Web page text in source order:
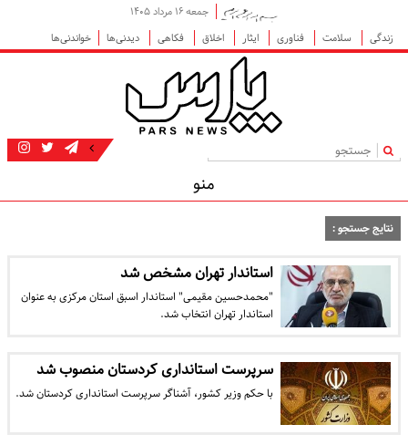
جمعه ۱۶ مرداد ۱۴۰۵
زندگی
سلامت فناوری ایثار اخلاق فکاهی دیدنی‌ها خواندنی‌ها
|
منو
نتایج جستجو :
استاندار تهران مشخص شد
"محمدحسین مقیمی" استاندار اسبق استان مرکزی به عنوان
استاندار تهران انتخاب شد.
سرپرست استانداری کردستان منصوب شد
با حکم وزیر کشور، آشناگر سرپرست استانداری کردستان شد.